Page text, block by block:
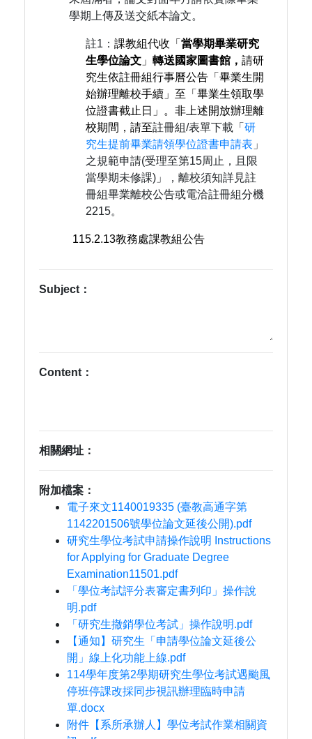
學期上傳及送交紙本論文。
註1： 課教組代收「 當學期畢業研究
生學位論文」 轉送國家圖書館， 請研
究生依註冊組行事曆公告「畢業生開
始辦理離校手續」至「畢業生領取學
位證書截止日」。非上述開放辦理離
校期間，請至註冊組/表單下載「 研
究生提前畢業請領學位證書申請表 」
之規範申請(受理至第15周止，且限
當學期未修課)」，離校須知詳見註
冊組畢業離校公告或電洽註冊組分機
2215。
115.2.13教務處課教組公告
Subject：
Content：
相關網址：
附加檔案：
電子來文1140019335 (臺教高通字第
1142201506號學位論文延後公開).pdf
研究生學位考試申請操作說明 Instructions
for Applying for Graduate Degree
Examination11501.pdf
「學位考試評分表審定書列印」操作說
明.pdf
「研究生撤銷學位考試」操作說明.pdf
【通知】研究生「申請學位論文延後公
開」線上化功能上線.pdf
114學年度第2學期研究生學位考試遇颱風
停班停課改採同步視訊辦理臨時申請
單.docx
附件【系所承辦人】學位考試作業相關資